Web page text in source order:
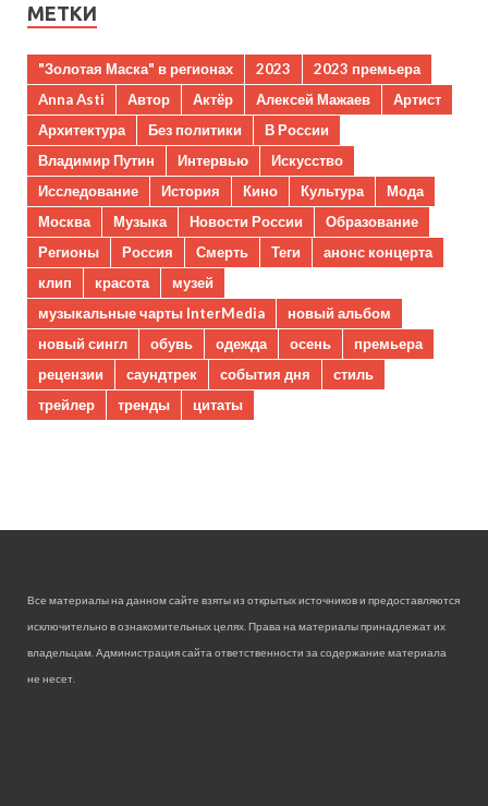
МЕТКИ
"Золотая Маска" в регионах 2023
2023 премьера
Anna Asti
Автор Актёр Алексей Мажаев
Артист
Архитектура
Без политики
В России
Владимир Путин
Интервью
Искусство
Исследование
История Кино Культура
Мода
Москва
Музыка Новости России
Образование
Регионы
Россия Смерть Теги
анонс концерта
клип
красота
музей
музыкальные чарты InterMedia
новый альбом
новый сингл
обувь одежда осень
премьера
рецензии
саундтрек события дня
стиль
трейлер
тренды цитаты
Все материалы на данном сайте взяты из открытых источников и предоставляются
исключительно в ознакомительных целях. Права на материалы принадлежат их
владельцам. Администрация сайта ответственности за содержание материала
не несет.